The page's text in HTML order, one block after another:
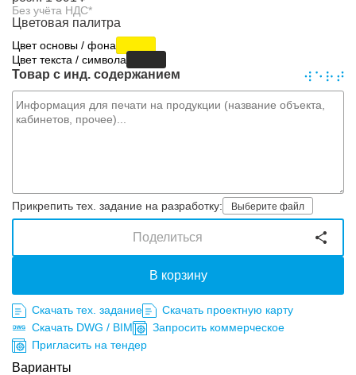
Без учёта НДС*
Цветовая палитра
Цвет основы / фона
Цвет текста / символа
Товар с инд. содержанием
Прикрепить тех. задание на разработку: Выберите файл
В корзину
Поделиться
Скачать тех. задание
Скачать проектную карту
Скачать DWG / BIM
Запросить коммерческое
Пригласить на тендер
Варианты